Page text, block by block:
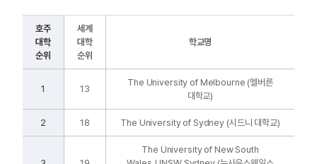
호주
대학
순위
세계
대학
순위
학교명
1 13
The University of Melbourne (멜버른
대학교)
2 18 The University of Sydney (시드니 대학교)
The University of New South